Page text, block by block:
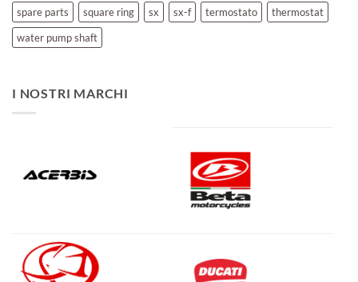
spare parts
square ring sx sx-f termostato
thermostat
water pump shaft
I NOSTRI MARCHI